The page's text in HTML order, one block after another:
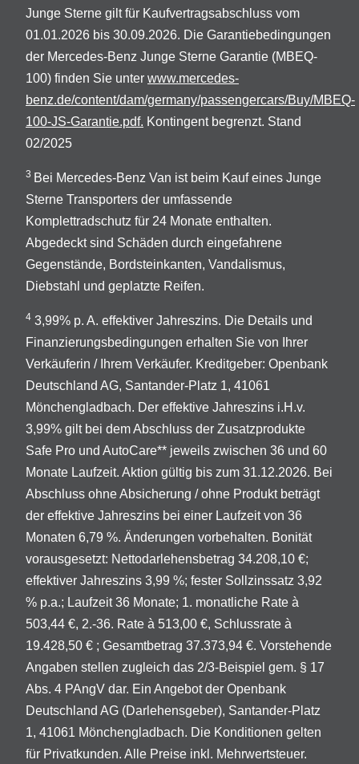
Junge Sterne gilt für Kaufvertragsabschluss vom
01.01.2026 bis 30.09.2026. Die Garantiebedingungen
der Mercedes-Benz Junge Sterne Garantie (MBEQ-
100) finden Sie unter www.mercedes-
benz.de/content/dam/germany/passengercars/Buy/MBEQ-
100-JS-Garantie.pdf. Kontingent begrenzt. Stand
02/2025
3 Bei Mercedes-Benz Van ist beim Kauf eines Junge
Sterne Transporters der umfassende
Komplettradschutz für 24 Monate enthalten.
Abgedeckt sind Schäden durch eingefahrene
Gegenstände, Bordsteinkanten, Vandalismus,
Diebstahl und geplatzte Reifen.
4 3,99% p. A. effektiver Jahreszins. Die Details und
Finanzierungsbedingungen erhalten Sie von Ihrer
Verkäuferin / Ihrem Verkäufer. Kreditgeber: Openbank
Deutschland AG, Santander-Platz 1, 41061
Mönchengladbach. Der effektive Jahreszins i.H.v.
3,99% gilt bei dem Abschluss der Zusatzprodukte
Safe Pro und AutoCare** jeweils zwischen 36 und 60
Monate Laufzeit. Aktion gültig bis zum 31.12.2026. Bei
Abschluss ohne Absicherung / ohne Produkt beträgt
der effektive Jahreszins bei einer Laufzeit von 36
Monaten 6,79 %. Änderungen vorbehalten. Bonität
vorausgesetzt: Nettodarlehensbetrag 34.208,10 €;
effektiver Jahreszins 3,99 %; fester Sollzinssatz 3,92
% p.a.; Laufzeit 36 Monate; 1. monatliche Rate à
503,44 €, 2.-36. Rate à 513,00 €, Schlussrate à
19.428,50 € ; Gesamtbetrag 37.373,94 €. Vorstehende
Angaben stellen zugleich das 2/3-Beispiel gem. § 17
Abs. 4 PAngV dar. Ein Angebot der Openbank
Deutschland AG (Darlehensgeber), Santander-Platz
1, 41061 Mönchengladbach. Die Konditionen gelten
für Privatkunden. Alle Preise inkl. Mehrwertsteuer.